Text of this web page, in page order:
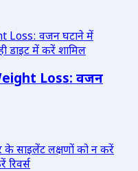
Loss: वजन